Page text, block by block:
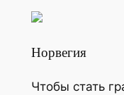
Норвегия
Чтобы стать